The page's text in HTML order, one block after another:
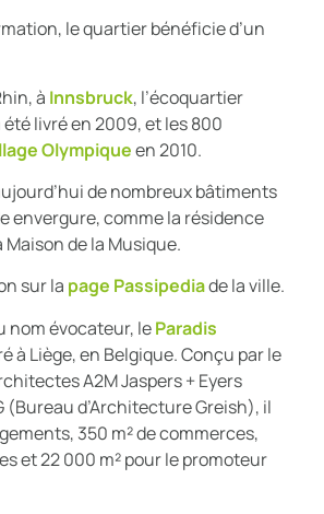
le quartier bénéficie d’un
à Innsbruck, l’écoquartier
été livré en 2009, et les 800
Olympiqueen 2010.
de nombreux bâtiments
envergure, comme la résidence
de la Musique.
sur la page Passipediade la ville.
nom évocateur, leParadis
à Liège, en Belgique. Conçu parle
A2M Jaspers + Eyers
(Bureau d’Architecture Greish), il
350 m² de commerces,
et 22 000 m² pour le promoteur